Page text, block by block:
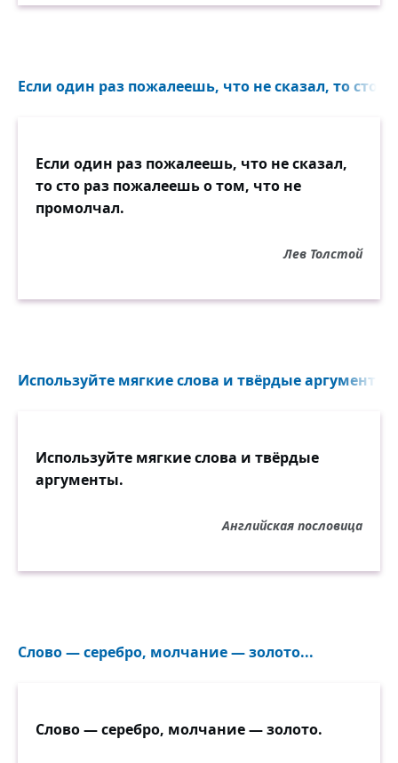
Если один раз пожалеешь, что не сказал, то сто
Если один раз пожалеешь, что не сказал,
то сто раз пожалеешь о том, что не
промолчал.
Лев Толстой
Используйте мягкие слова и твёрдые
Используйте мягкие слова и твёрдые
аргументы.
Английская пословица
Слово — серебро, молчание — золото...
Слово — серебро, молчание — золото.